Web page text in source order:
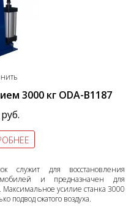
3000 кг ODA-B1187
служит для восстановления
и предназначен для
Максимальное усилие станка 3000
подвод сжатого воздуха.